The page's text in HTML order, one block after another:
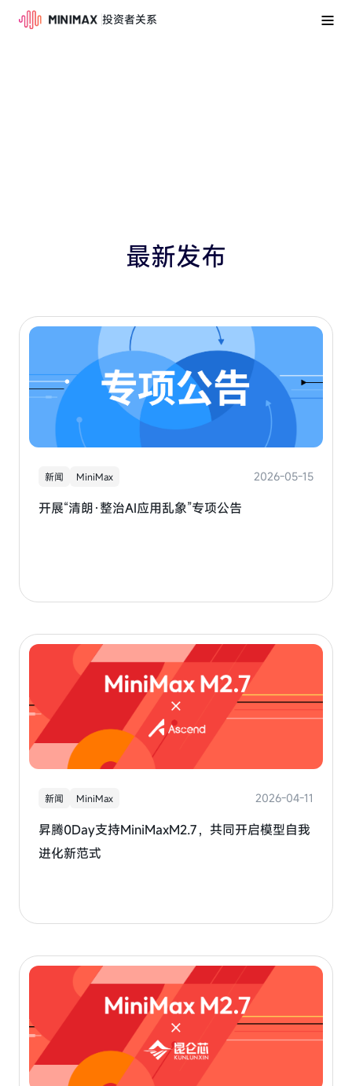
投资者关系
最新发布
新闻 MiniMax 2026-05-15
开展“清朗·整治AI应用乱象”专项公告
新闻 MiniMax 2026-04-11
昇腾0Day支持MiniMaxM2.7，共同开启模型自我
进化新范式